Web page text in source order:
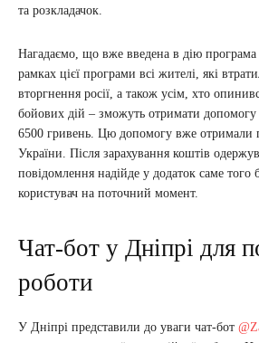
та розкладачок.
Нагадаємо, що вже введена в дію
рамках цієї програми всі жителі, які
вторгнення росії, а також усім, хто
бойових дій – зможуть отримати допомогу
6500 гривень. Цю допомогу вже отримали
України. Після зарахування коштів
повідомлення надійде у додаток саме того
користувач на поточний момент.
Чат-бот у Дніпрі для
роботи
У Дніпрі представили до уваги чат-бот